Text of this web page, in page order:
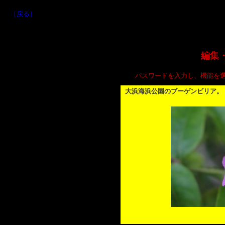
［戻る］
編集
パスワードを入力し、機能を
大浜海浜公園のブーゲンビリア。